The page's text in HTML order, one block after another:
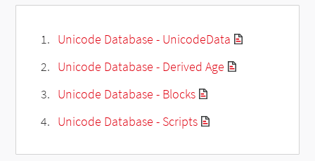
Unicode Database - UnicodeData
Unicode Database - Derived Age
Unicode Database - Blocks
Unicode Database - Scripts